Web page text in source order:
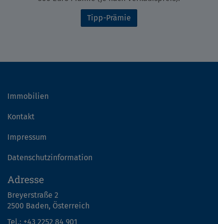
Tipp-Prämie
Immobilien
Kontakt
Impressum
Datenschutzinformation
Adresse
Breyerstraße 2
2500 Baden, Österreich
Tel.: +43 2252 84 901